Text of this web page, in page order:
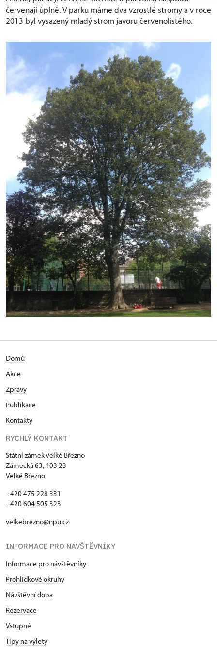
červenají úplně. V parku máme dva vzrostlé stromy a v roce
2013 byl vysazený mladý strom javoru červenolistého.
Domů
Akce
Zprávy
Publikace
Kontakty
RYCHLÝ KONTAKT
Státní zámek Velké Březno
Zámecká 63, 403 23
Velké Březno
+420 475 228 331
+420 604 505 323
velkebrezno@npu.cz
INFORMACE PRO NÁVŠTĚVNÍKY
Informace pro návštěvníky
Prohlídkové okruhy
Návštěvní doba
Rezervace
Vstupné
Tipy na výlety